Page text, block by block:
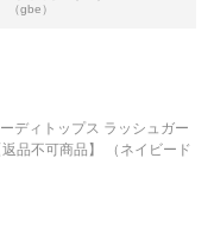
（gbe）
ディトップス ラッシュガー
品不可商品】 （ネイビード